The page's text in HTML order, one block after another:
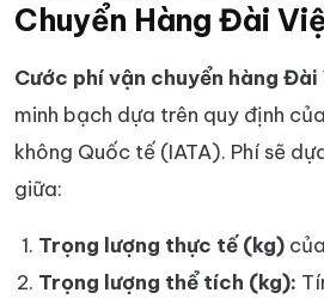
Chuyển Hàng Đài
Cước phí vận chuyển hàng
minh bạch dựa trên quy định
không Quốc tế (IATA). Phí sẽ
giữa:
Trọng lượng thực tế (kg)
Trọng lượng thể tích (kg):